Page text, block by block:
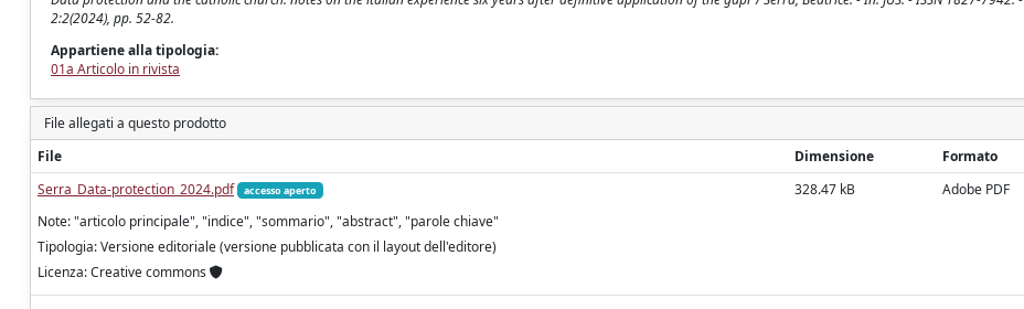
2:2(2024), pp. 52-82.
Appartiene alla tipologia:
01a Articolo in rivista
File allegati a questo prodotto
File
Dimensione
Formato
Serra_Data-protection_2024.pdf
accesso aperto
Note: "articolo principale", "indice", "sommario", "abstract", "parole chiave"
Tipologia: Versione editoriale (versione pubblicata con il layout dell'editore)
Licenza: Creative commons
328.47 kB Adobe PDF